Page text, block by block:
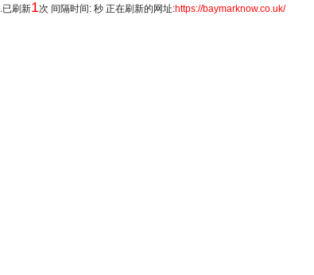
已刷新1次 间隔时间: 秒 正在刷新的网址:https://baymarknow.co.uk/